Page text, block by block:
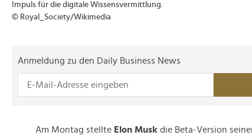
Impuls für die digitale Wissensvermittlung.
© Royal_Society/Wikimedia
Anmeldung zu den Daily Business News
Am Montag stellte Elon Musk die Beta-Version